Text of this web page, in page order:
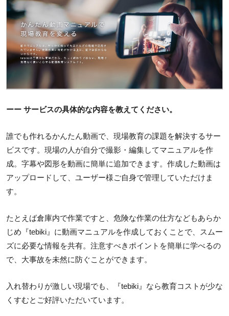
ーー サービスの具体的な内容を教えてください。
誰でも作れるかんたん動画で、現場教育の課題を解決するサー
ビスです。現場の人が自分で撮影・編集してマニュアルを作
成。字幕や図形を動画に簡単に追加できます。作成した動画は
アップロードして、ユーザー様ご自身で管理していただけま
す。
たとえば倉庫内で作業ですと、危険な作業の仕方などもあらか
じめ『tebiki』に動画マニュアルを作成しておくことで、スムー
ズに必要な情報を共有。注意すべきポイントを簡単に学べるの
で、大事故を未然に防ぐことができます。
入れ替わりが激しい現場でも、『tebiki』なら教育コストが少な
くすむとご好評いただいています。